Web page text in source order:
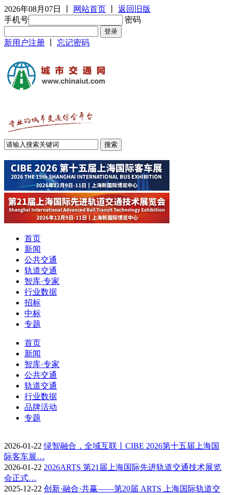
2026年08月07日 网站首页
返回旧版
手机号
密码
新用户注册 忘记密码
首页
新闻
公共交通
轨道交通
智库·专家
行业数据
招标
中标
专题
首页
新闻
智库·专家
公共交通
轨道交通
行业数据
品牌活动
专题
2026-01-22 绿智融合，全域互联丨CIBE 2026第十五届上海国
际客车展…
2026-01-22 2026ARTS 第21届上海国际先进轨道交通技术展览
会正式…
2025-12-22 创新·融合·共赢——第20届 ARTS 上海国际轨道交